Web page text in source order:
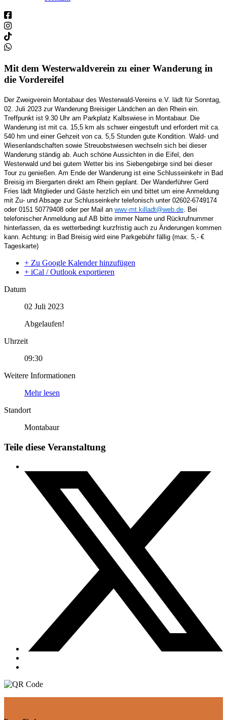
Mit dem Westerwaldverein zu einer Wanderung in
die Vordereifel
Der Zweigverein Montabaur des Westerwald-Vereins e.V. lädt für Sonntag,
02. Juli 2023 zur Wanderung Breisiger Ländchen an den Rhein ein.
Treffpunkt ist 9.30 Uhr am Parkplatz Kalbswiese in Montabaur. Die
Wanderung ist mit ca. 15,5 km als schwer eingestuft und erfordert mit ca.
540 hm und einer Gehzeit von ca. 5,5 Stunden gute Kondition. Wald- und
Wiesenlandschaften sowie Streuobstwiesen wechseln sich bei dieser
Wanderung ständig ab. Auch schöne Aussichten in die Eifel, den
Westerwald und bei gutem Wetter bis ins Siebengebirge sind bei dieser
Tour zu genießen. Am Ende der Wanderung ist eine Schlusseinkehr in Bad
Breisig im Biergarten direkt am Rhein geplant. Der Wanderführer Gerd
Fries lädt Mitglieder und Gäste herzlich ein und bittet um eine Anmeldung
mit Zu- und Absage zur Schlusseinkehr telefonisch unter 02602-6749174
oder 0151 50779408 oder per Mail an wwv-mt.killadt@web.de . Bei
telefonischer Anmeldung auf AB bitte immer Name und Rückrufnummer
hinterlassen, da es wetterbedingt kurzfristig auch zu Änderungen kommen
kann. Achtung: in Bad Breisig wird eine Parkgebühr fällig (max. 5,- €
Tageskarte)
+ Zu Google Kalender hinzufügen
+ iCal / Outlook exportieren
Datum
02 Juli 2023
Abgelaufen!
Uhrzeit
09:30
Weitere Informationen
Mehr lesen
Standort
Montabaur
Teile diese Veranstaltung